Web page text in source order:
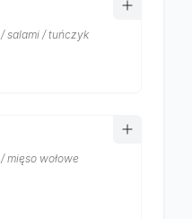
salami / tuńczyk
mięso wołowe